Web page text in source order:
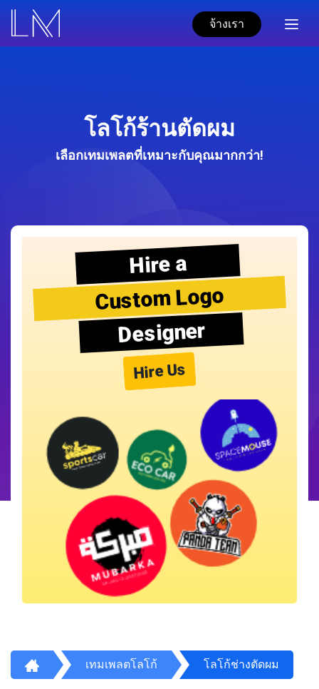
จ้างเรา
โลโก้ร้านตัดผม
เลือกเทมเพลตที่เหมาะกับคุณมากกว่า!
Hire a
Custom Logo
Designer
Hire Us
เทมเพลตโลโก้ โลโก้ช่างตัดผม